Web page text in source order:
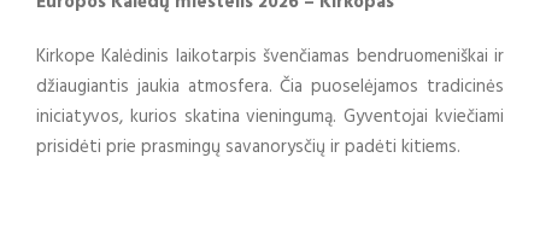
Kirkope Kalėdinis laikotarpis švenčiamas bendruomeniškai ir
džiaugiantis jaukia atmosfera. Čia puoselėjamos tradicinės
iniciatyvos, kurios skatina vieningumą. Gyventojai kviečiami
prisidėti prie prasmingų savanorysčių ir padėti kitiems.